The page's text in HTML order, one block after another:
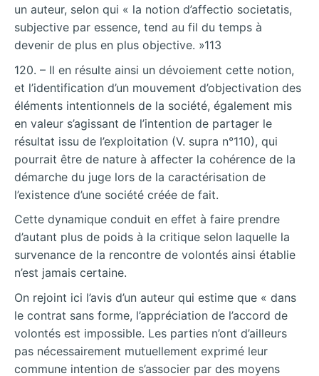
un auteur, selon qui « la notion d’affectio societatis,
subjective par essence, tend au fil du temps à
devenir de plus en plus objective. »113
120. – Il en résulte ainsi un dévoiement cette notion,
et l’identification d’un mouvement d’objectivation des
éléments intentionnels de la société, également mis
en valeur s’agissant de l’intention de partager le
résultat issu de l’exploitation (V. supra n°110), qui
pourrait être de nature à affecter la cohérence de la
démarche du juge lors de la caractérisation de
l’existence d’une société créée de fait.
Cette dynamique conduit en effet à faire prendre
d’autant plus de poids à la critique selon laquelle la
survenance de la rencontre de volontés ainsi établie
n’est jamais certaine.
On rejoint ici l’avis d’un auteur qui estime que « dans
le contrat sans forme, l’appréciation de l’accord de
volontés est impossible. Les parties n’ont d’ailleurs
pas nécessairement mutuellement exprimé leur
commune intention de s’associer par des moyens